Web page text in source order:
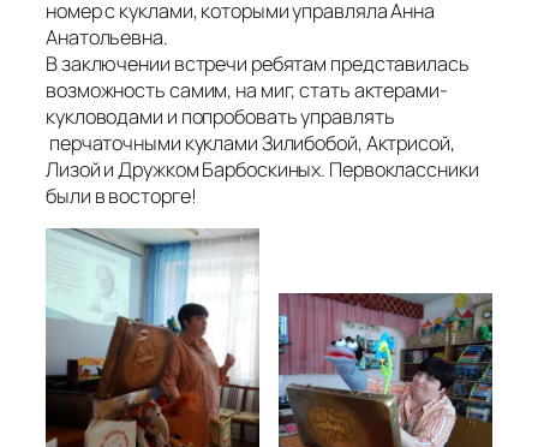
номер с куклами, которыми управляла Анна
Анатольевна.
В заключении встречи ребятам представилась
возможность самим, на миг, стать актерами-
кукловодами и попробовать управлять
перчаточными куклами Зилибобой, Актрисой,
Лизой и Дружком Барбоскиных. Первоклассники
были в восторге!